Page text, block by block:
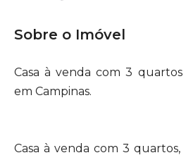
Sobre o Imóvel
Casa à venda com 3
em Campinas.
Casa à venda com 3